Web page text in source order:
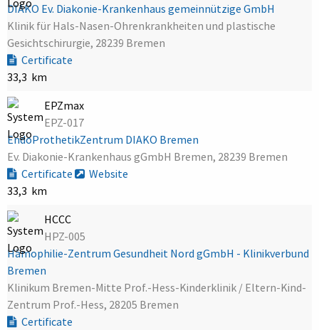
DIAKO Ev. Diakonie-Krankenhaus gemeinnützige GmbH
Klinik für Hals-Nasen-Ohrenkrankheiten und plastische
Gesichtschirurgie, 28239 Bremen
Certificate
33,3 km
EPZmax
EPZ-017
EndoProthetikZentrum DIAKO Bremen
Ev. Diakonie-Krankenhaus gGmbH Bremen, 28239 Bremen
Certificate
Website
33,3 km
HCCC
HPZ-005
Hämophilie-Zentrum Gesundheit Nord gGmbH - Klinikverbund
Bremen
Klinikum Bremen-Mitte Prof.-Hess-Kinderklinik / Eltern-Kind-
Zentrum Prof.-Hess, 28205 Bremen
Certificate